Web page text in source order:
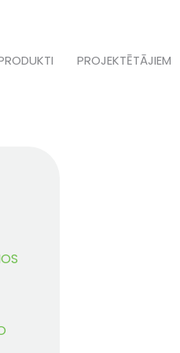
PROJEKTĒTĀJIEM